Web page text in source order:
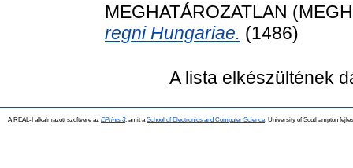
MEGHATÁROZATLAN
regni Hungariae. (1486)
A lista elkészültének
A REAL-I alkalmazott szoftvere az EPrints 3, amit a School of Electronics and Computer Science , University of Southampton